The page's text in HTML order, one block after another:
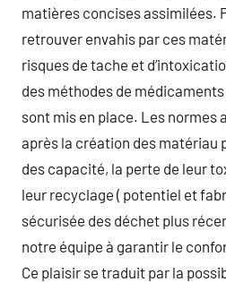
matières concises assimilées.
retrouver envahis par ces
risques de tache et
des méthodes de
sont mis en place. Les normes
après la création des matériau
des capacité, la perte de leur
leur recyclage ( potentiel et
sécurisée des déchet plus
notre équipe à garantir le
Ce plaisir se traduit par la